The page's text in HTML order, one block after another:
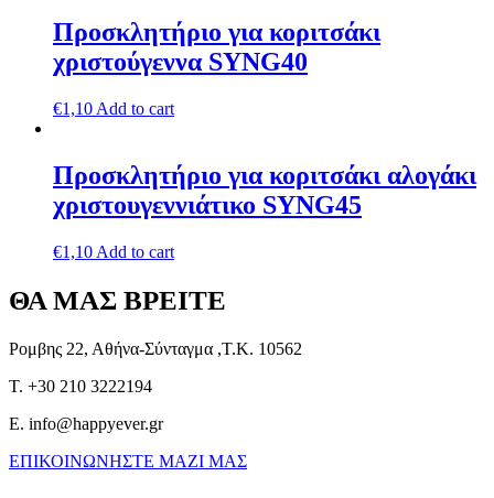
Προσκλητήριο για κοριτσάκι
χριστούγεννα SYNG40
€1,10 Add to cart
Προσκλητήριο για κοριτσάκι αλογάκι
χριστουγεννιάτικο SYNG45
€1,10 Add to cart
ΘΑ ΜΑΣ ΒΡΕΙΤΕ
Ρομβης 22, Αθήνα-Σύνταγμα ,Τ.Κ. 10562
T. +30 210 3222194
E. info@happyever.gr
ΕΠΙΚΟΙΝΩΝΗΣΤΕ ΜΑΖΙ ΜΑΣ